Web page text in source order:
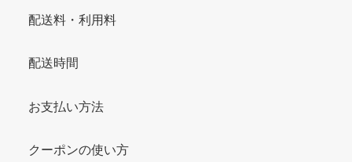
配送料・利用料
配送時間
お支払い方法
クーポンの使い方